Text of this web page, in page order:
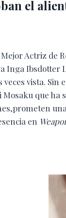
el
Actriz de
Inga Ibsdotter
veces vista.
que ha
en